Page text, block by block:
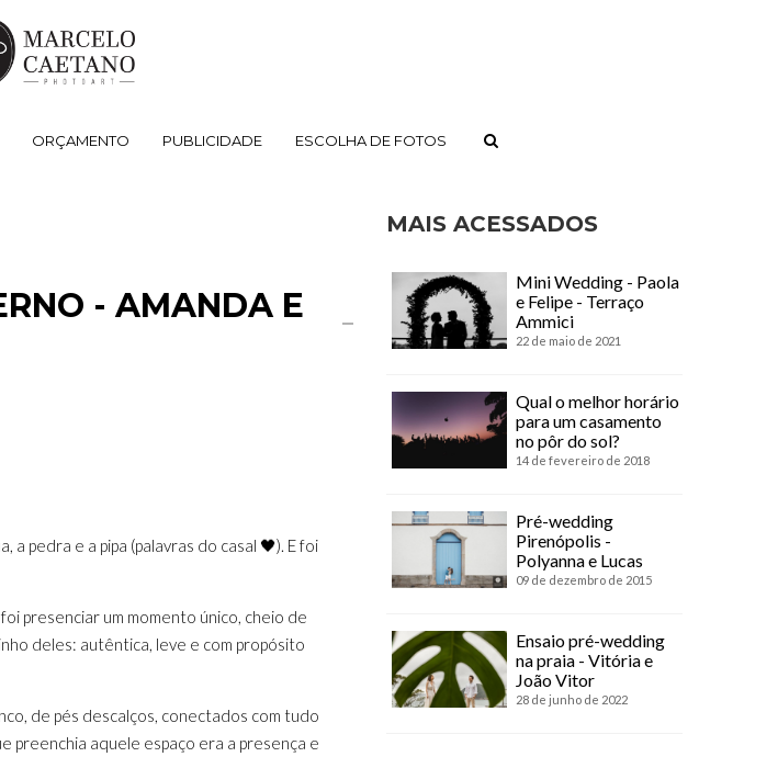
ORÇAMENTO PUBLICIDADE ESCOLHA DE FOTOS
- AMANDA E
a pedra e a pipa (palavras do casal 🖤). E foi
presenciar um momento único, cheio de
deles: autêntica, leve e com propósito
de pés descalços, conectados com tudo
preenchia aquele espaço era a presença e
MAIS ACESSADOS
Mini Wedding - Paola
e Felipe - Terraço
Ammici
22 de maio de 2021
Qual o melhor horário
para um casamento
no pôr do sol?
14 de fevereiro de 2018
Pré-wedding
Pirenópolis -
Polyanna e Lucas
09 de dezembro de 2015
Ensaio pré-wedding
na praia - Vitória e
João Vitor
28 de junho de 2022